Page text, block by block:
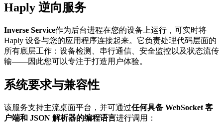
Haply 逆向服务
Inverse Service作为后台进程在您的设备上运行，可实时将
Haply 设备与您的应用程序连接起来。它负责处理代码层面的
所有底层工作：设备检测、串行通信、安全监控以及状态流传
输——因此您可以专注于打造用户体验。
系统要求与兼容性
该服务支持主流桌面平台，并可通过任何具备 WebSocket 客
户端和 JSON 解析器的编程语言进行调用：